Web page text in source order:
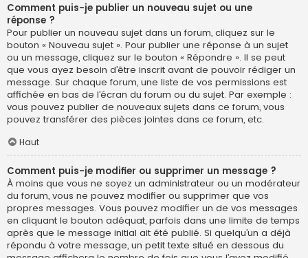
Comment puis-je publier un nouveau sujet ou une
réponse ?
Pour publier un nouveau sujet dans un forum, cliquez sur le
bouton « Nouveau sujet ». Pour publier une réponse à un sujet
ou un message, cliquez sur le bouton « Répondre ». Il se peut
que vous ayez besoin d’être inscrit avant de pouvoir rédiger un
message. Sur chaque forum, une liste de vos permissions est
affichée en bas de l’écran du forum ou du sujet. Par exemple :
vous pouvez publier de nouveaux sujets dans ce forum, vous
pouvez transférer des pièces jointes dans ce forum, etc.
Haut
Comment puis-je modifier ou supprimer un message ?
À moins que vous ne soyez un administrateur ou un modérateur
du forum, vous ne pouvez modifier ou supprimer que vos
propres messages. Vous pouvez modifier un de vos messages
en cliquant le bouton adéquat, parfois dans une limite de temps
après que le message initial ait été publié. Si quelqu’un a déjà
répondu à votre message, un petit texte situé en dessous du